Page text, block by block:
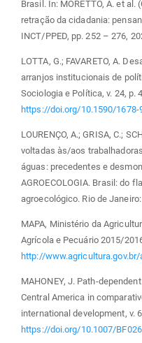
Brasil. In: MORETTO, A. et
retração da cidadania:
INCT/PPED, pp. 252 – 276,
LOTTA, G.; FAVARETO, A.
arranjos institucionais de
Sociologia e Política, v. 24, p.
https://doi.org/10.1590/1678-
LOURENÇO, A.; GRISA, C.;
voltadas às/aos
águas: precedentes e
AGROECOLOGIA. Brasil: do
agroecológico. Rio de
MAPA, Ministério da
Agrícola e Pecuário 2015/
http://www.agricultura.gov.br/
MAHONEY, J. Path-
Central America in
international development, v.
https://doi.org/10.1007/